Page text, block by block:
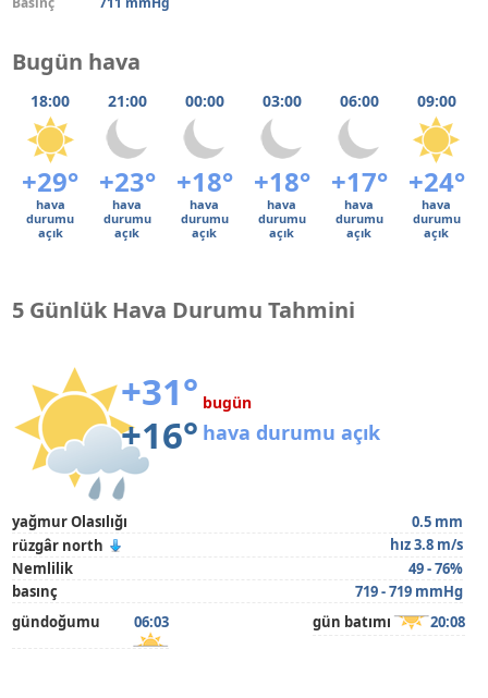
Bugün hava
18:00 21:00 00:00 03:00 06:00 09:00
+29° +23° +18° +18° +17° +24°
hava
durumu
açık
hava
durumu
açık
hava
durumu
açık
hava
durumu
açık
hava
durumu
açık
hava
durumu
açık
5 Günlük Hava Durumu Tahmini
+31°
+16°
bugün
hava durumu açık
yağmur Olasılığı
0.5 mm
rüzgâr north
hız 3.8 m/s
Nemlilik
49 - 76%
basınç
719 - 719 mmHg
gündoğumu
06:03 gün batımı 20:08